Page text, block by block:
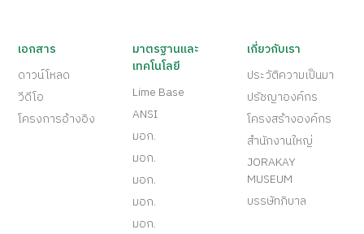
เอกสาร
ดาวน์โหลด
วีดีโอ
โครงการอ้างอิง
มาตรฐานและ
เทคโนโลยี
Lime Base
ANSI
มอก.
มอก.
มอก.
มอก.
มอก.
เกี่ยวกับเรา
ประวัติความเป็นมา
ปรัชญาองค์กร
โครงสร้างองค์กร
สำนักงานใหญ่
JORAKAY
MUSEUM
บรรษัทภิบาล